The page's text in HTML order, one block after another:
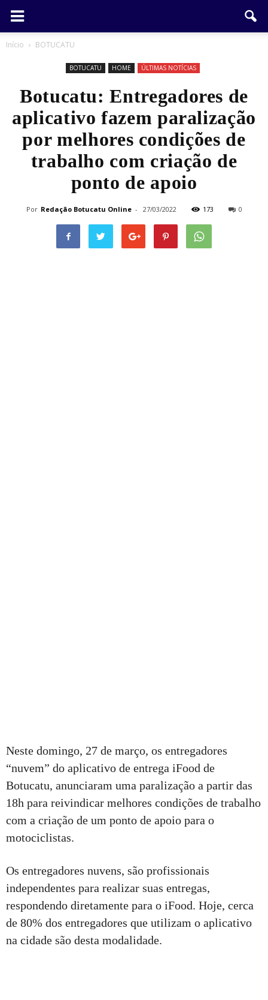
Início BOTUCATU
BOTUCATU HOME ÚLTIMAS NOTÍCIAS
Botucatu: Entregadores de
aplicativo fazem paralização
por melhores condições de
trabalho com criação de
ponto de apoio
Por Redação Botucatu Online - 27/03/2022 173 0
Neste domingo, 27 de março, os entregadores
“nuvem” do aplicativo de entrega iFood de
Botucatu, anunciaram uma paralização a partir das
18h para reivindicar melhores condições de trabalho
com a criação de um ponto de apoio para o
motociclistas.
Os entregadores nuvens, são profissionais
independentes para realizar suas entregas,
respondendo diretamente para o iFood. Hoje, cerca
de 80% dos entregadores que utilizam o aplicativo
na cidade são desta modalidade.